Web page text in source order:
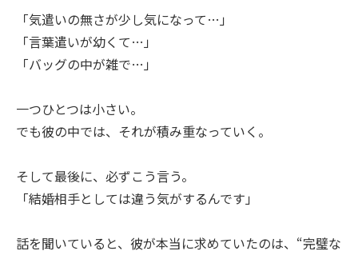
「気遣いの無さが少し気になって…」
「言葉遣いが幼くて…」
「バッグの中が雑で…」
一つひとつは小さい。
でも彼の中では、それが積み重なっていく。
そして最後に、必ずこう言う。
「結婚相手としては違う気がするんです」
話を聞いていると、彼が本当に求めていたのは、“完璧な